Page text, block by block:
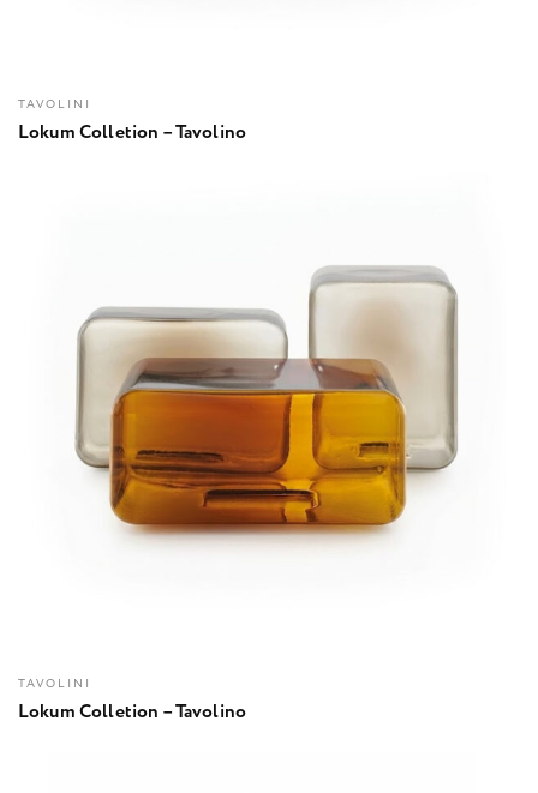
TAVOLINI
Lokum Colletion – Tavolino
TAVOLINI
Lokum Colletion – Tavolino